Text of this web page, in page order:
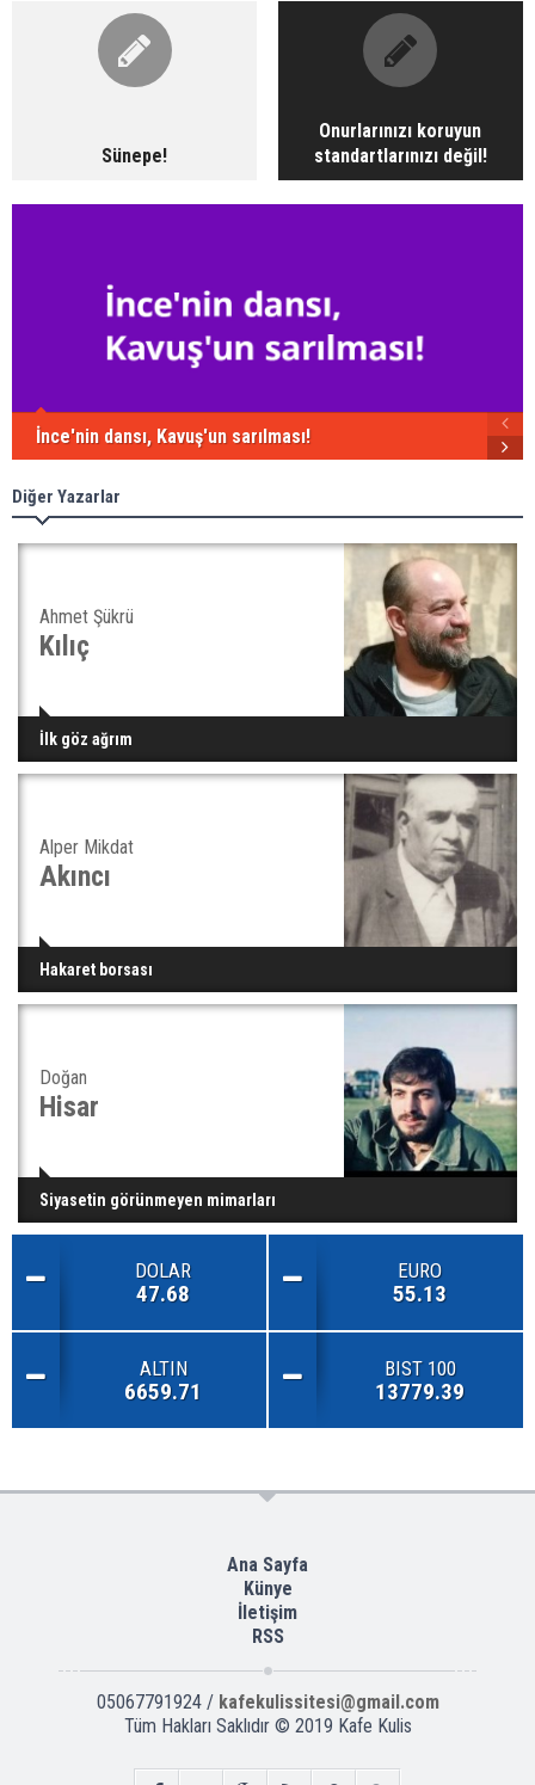
Sünepe!
Onurlarınızı koruyun
standartlarınızı değil!
İnce'nin dansı, Kavuş'un sarılması!
Diğer Yazarlar
Ahmet Şükrü
Kılıç
İlk göz ağrım
Alper Mikdat
Akıncı
Hakaret borsası
Doğan
Hisar
Siyasetin görünmeyen mimarları
DOLAR
47.68
EURO
55.13
ALTIN
6659.71
BIST 100
13779.39
Ana Sayfa
Künye
İletişim
RSS
05067791924 / kafekulissitesi@gmail.com
Tüm Hakları Saklıdır © 2019 Kafe Kulis